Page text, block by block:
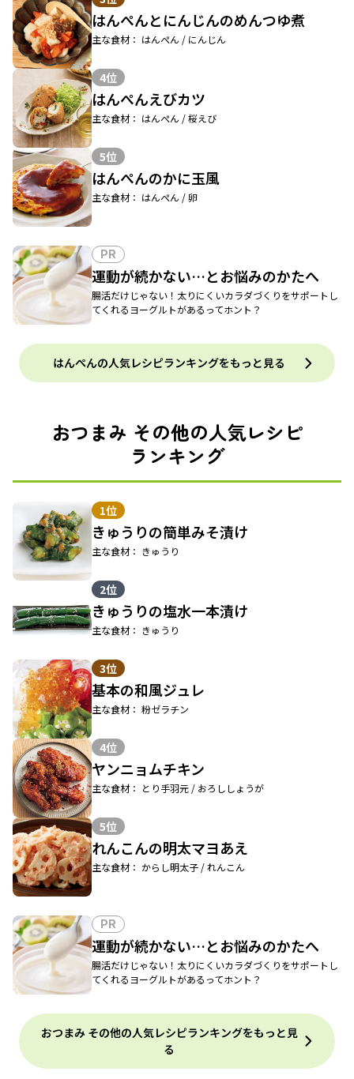
はんぺんとにんじんのめんつゆ煮
主な食材： はんぺん / にんじん
4位
はんぺんえびカツ
主な食材： はんぺん / 桜えび
5位
はんぺんのかに玉風
主な食材： はんぺん / 卵
PR
運動が続かない…とお悩みのかたへ
腸活だけじゃない！太りにくいカラダづくりをサポートし
てくれるヨーグルトがあるってホント？
はんぺんの人気レシピランキングをもっと見る
おつまみ その他の人気レシピ
ランキング
1位
きゅうりの簡単みそ漬け
主な食材： きゅうり
2位
きゅうりの塩水一本漬け
主な食材： きゅうり
3位
基本の和風ジュレ
主な食材： 粉ゼラチン
4位
ヤンニョムチキン
主な食材： とり手羽元 / おろししょうが
5位
れんこんの明太マヨあえ
主な食材： からし明太子 / れんこん
PR
運動が続かない…とお悩みのかたへ
腸活だけじゃない！太りにくいカラダづくりをサポートし
てくれるヨーグルトがあるってホント？
おつまみ その他の人気レシピランキングをもっと見
る